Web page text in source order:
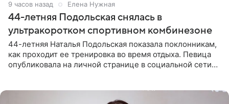
9 часов назад Елена Нужная
44-летняя Подольская снялась в
ультракоротком спортивном комбинезоне
44-летняя Наталья Подольская показала поклонникам,
как проходит ее тренировка во время отдыха. Певица
опубликовала на личной странице в социальной сети